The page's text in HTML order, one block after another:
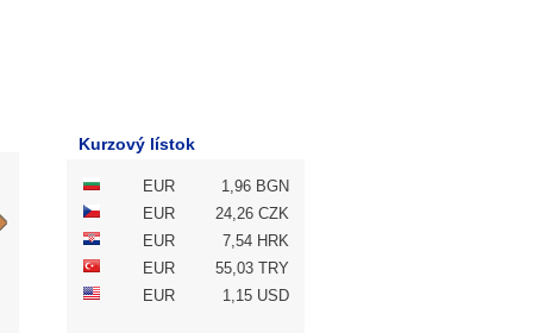
Kurzový lístok
EUR
1,96 BGN
EUR
24,26 CZK
EUR
7,54 HRK
EUR
55,03 TRY
EUR
1,15 USD